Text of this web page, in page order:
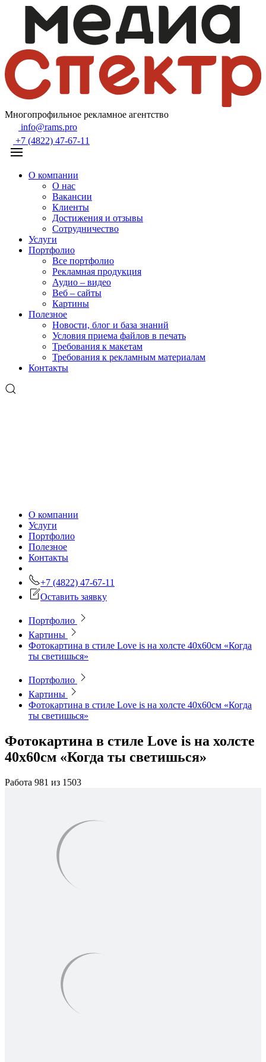
Многопрофильное рекламное агентство
info@rams.pro
+7 (4822) 47-67-11
О компании
О нас
Вакансии
Клиенты
Достижения и отзывы
Сотрудничество
Услуги
Портфолио
Все портфолио
Рекламная продукция
Аудио – видео
Веб – сайты
Картины
Полезное
Новости, блог и база знаний
Условия приема файлов в печать
Требования к макетам
Требования к рекламным материалам
Контакты
О компании
Услуги
Портфолио
Полезное
Контакты
+7 (4822) 47-67-11
Оставить заявку
Портфолио
Картины
Фотокартина в стиле Love is на холсте 40х60см «Когда
ты светишься»
Портфолио
Картины
Фотокартина в стиле Love is на холсте 40х60см «Когда
ты светишься»
Фотокартина в стиле Love is на холсте
40х60см «Когда ты светишься»
Работа 981 из 1503